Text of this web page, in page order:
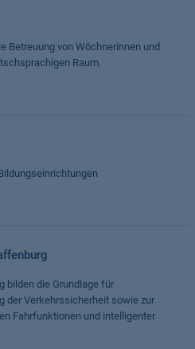
Betreuung von Wöchnerinnen und
Raum.
bilden die Grundlage für
der Verkehrssicherheit sowie zur
Fahrfunktionen und intelligenter